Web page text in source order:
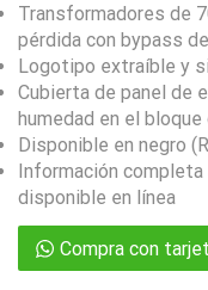
Transformadores de
pérdida con bypass
Logotipo extraíble y
Cubierta de panel de
humedad en el
Disponible en negro
Información completa
disponible en línea
Compra con